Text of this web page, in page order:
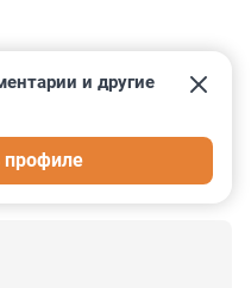
и другие
профиле